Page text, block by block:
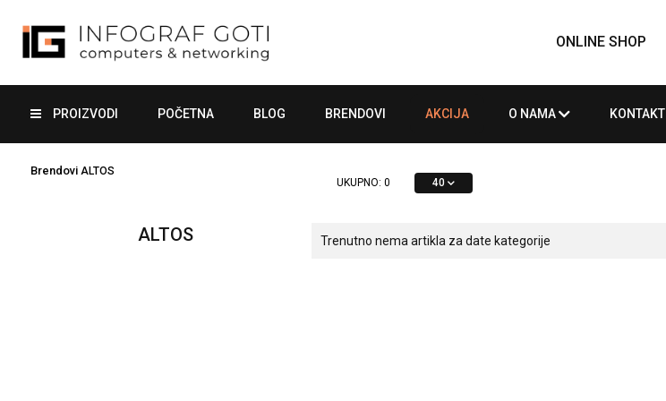
ONLINE SHOP
PROIZVODI POČETNA BLOG BRENDOVI AKCIJA O NAMA KONTAKT
Brendovi ALTOS
ALTOS
UKUPNO: 0 40
Trenutno nema artikla za date kategorije